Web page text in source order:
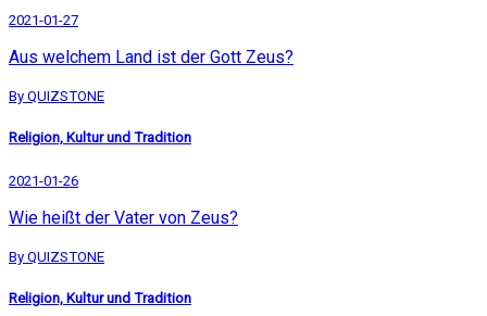
2021-01-27
Aus welchem Land ist der Gott Zeus?
By QUIZSTONE
Religion, Kultur und Tradition
2021-01-26
Wie heißt der Vater von Zeus?
By QUIZSTONE
Religion, Kultur und Tradition